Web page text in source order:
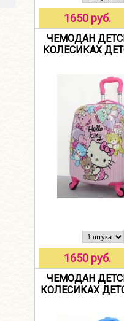
1650 руб.
ЧЕМОДАН
КОЛЕСИКАХ
1650 руб.
ЧЕМОДАН
КОЛЕСИКАХ